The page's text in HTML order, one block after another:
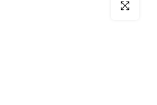
Click para